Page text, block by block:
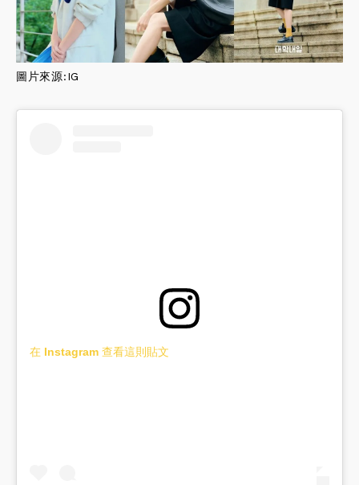
圖片來源:IG
在 Instagram 查看這則貼文